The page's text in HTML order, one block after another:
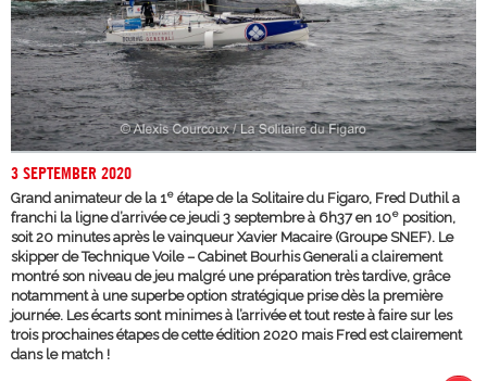
3 SEPTEMBER 2020
Grand animateur de la 1e étape de la Solitaire du Figaro, Fred Duthil a
franchi la ligne d’arrivée ce jeudi 3 septembre à 6h37 en 10e position,
soit 20 minutes après le vainqueur Xavier Macaire (Groupe SNEF). Le
skipper de Technique Voile – Cabinet Bourhis Generali a clairement
montré son niveau de jeu malgré une préparation très tardive, grâce
notamment à une superbe option stratégique prise dès la première
journée. Les écarts sont minimes à l’arrivée et tout reste à faire sur les
trois prochaines étapes de cette édition 2020 mais Fred est clairement
dans le match !